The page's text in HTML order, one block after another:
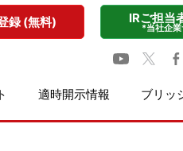
録 (無料) IRご担当
*当社企
適時開示情報 ブリッ